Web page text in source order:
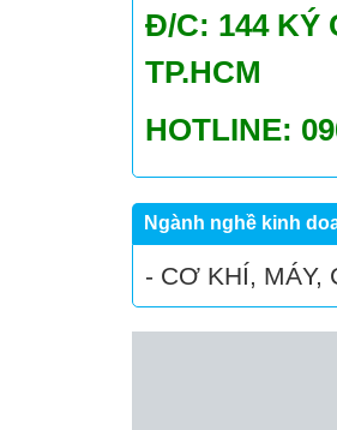
Đ/C: 144 KÝ
TP.HCM
HOTLINE:
Ngành nghề kinh
- CƠ KHÍ, MÁY,